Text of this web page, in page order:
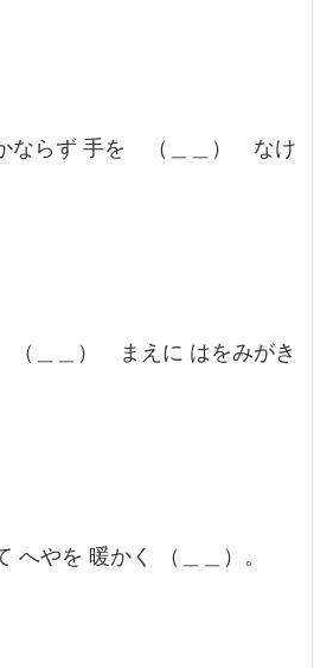
ならず 手を （＿＿） なけ
＿＿） まえに はをみがき
へやを 暖かく （＿＿）。